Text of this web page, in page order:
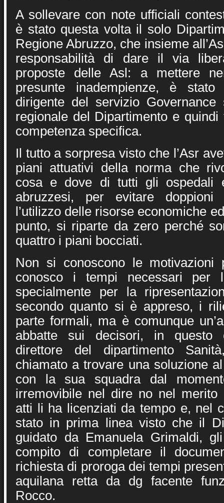
A sollevare con note ufficiali
è stato questa volta il solo
Regione Abruzzo, che insieme
responsabilità di dare il via
proposte delle Asl: a mettere
presunte inadempienze, è stato
dirigente del servizio Governance
regionale del Dipartimento e
competenza specifica.
Il tutto a sorpresa visto che l’Asr
piani attuativi della norma che
cosa e dove di tutti gli ospedali
abruzzesi, per evitare doppioni
l’utilizzo delle risorse economiche
punto, si riparte da zero perché
quattro i piani bocciati.
Non si conoscono le
conosco i tempi necessari per
specialmente per la
secondo quanto si è appreso, i
parte formali, ma è comunque
abbatte sui decisori, in questo
direttore del dipartimento
chiamato a trovare una soluzione
con la sua squadra dal
irremovibile nel dire no nel merito
atti li ha licenziati da tempo e, nel
stato in prima linea visto che il
guidato da Emanuela Grimaldi,
compito di completare il
richiesta di proroga dei tempi
aquilana retta da dg facente
Rocco.